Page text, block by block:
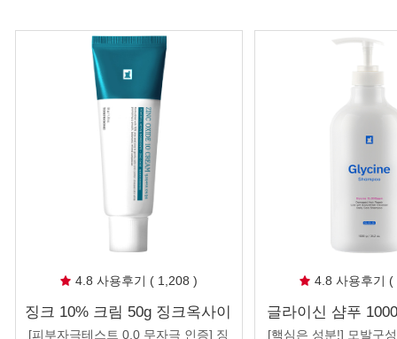
4.8 사용후기 ( 1,208 )
징크 10% 크림 50g 징크옥사이
드 처방 피부 진정 트러블 케어
[피부자극테스트 0.0 무자극 인증] 징
4.8 사용후기
글라이신 샴푸
상모 부드러운 머
[핵심은 성분!] 모발구